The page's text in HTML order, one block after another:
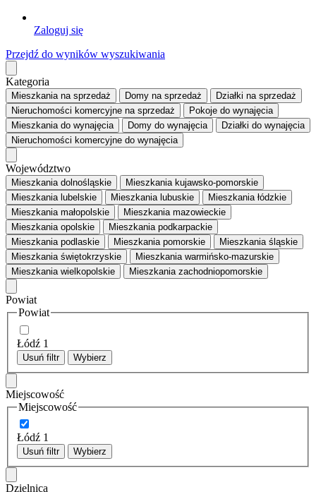
Zaloguj się
Przejdź do wyników wyszukiwania
Kategoria
Mieszkaniana sprzedaż Domy na sprzedaż Działki na sprzedaż
Nieruchomości komercyjne na sprzedaż Pokoje do wynajęcia
Mieszkaniado wynajęcia Domy do wynajęcia Działki do wynajęcia
Nieruchomości komercyjne do wynajęcia
Województwo
Mieszkania dolnośląskie
Mieszkania kujawsko-pomorskie
Mieszkania lubelskie
Mieszkania lubuskie
Mieszkania łódzkie
Mieszkania małopolskie
Mieszkania mazowieckie
Mieszkania opolskie
Mieszkania podkarpackie
Mieszkania podlaskie
Mieszkania pomorskie
Mieszkania śląskie
Mieszkania świętokrzyskie
Mieszkania warmińsko-mazurskie
Mieszkania wielkopolskie
Mieszkania zachodniopomorskie
Powiat
Powiat
Łódź 1
Usuń filtr Wybierz
Miejscowość
Miejscowość
Łódź 1
Usuń filtr Wybierz
Dzielnica